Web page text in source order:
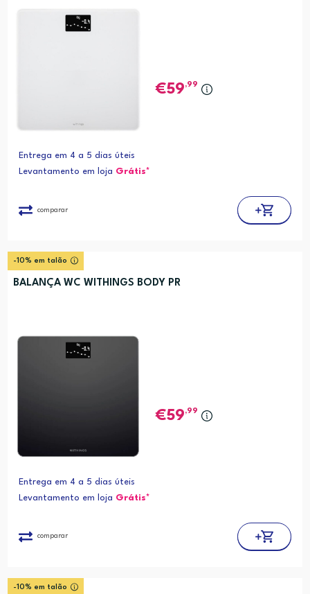
59,99
Entrega em 4 a 5 dias úteis
Levantamento em loja Grátis*
comparar
-10% em talão
BALANÇA WC WITHINGS BODY PR
59,99
Entrega em 4 a 5 dias úteis
Levantamento em loja Grátis*
comparar
-10% em talão